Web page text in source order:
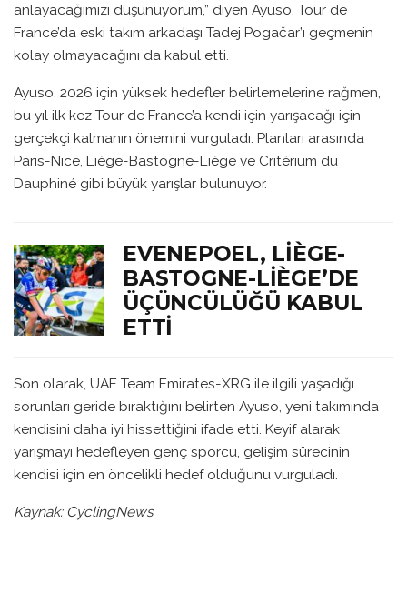
anlayacağımızı düşünüyorum,” diyen Ayuso, Tour de
France’da eski takım arkadaşı Tadej Pogačar’ı geçmenin
kolay olmayacağını da kabul etti.
Ayuso, 2026 için yüksek hedefler belirlemelerine rağmen,
bu yıl ilk kez Tour de France’a kendi için yarışacağı için
gerçekçi kalmanın önemini vurguladı. Planları arasında
Paris-Nice, Liège-Bastogne-Liège ve Critérium du
Dauphiné gibi büyük yarışlar bulunuyor.
EVENEPOEL, LIÈGE-
BASTOGNE-LIÈGE’DE
ÜÇÜNCÜLÜĞÜ KABUL
ETTI
Son olarak, UAE Team Emirates-XRG ile ilgili yaşadığı
sorunları geride bıraktığını belirten Ayuso, yeni takımında
kendisini daha iyi hissettiğini ifade etti. Keyif alarak
yarışmayı hedefleyen genç sporcu, gelişim sürecinin
kendisi için en öncelikli hedef olduğunu vurguladı.
Kaynak: CyclingNews